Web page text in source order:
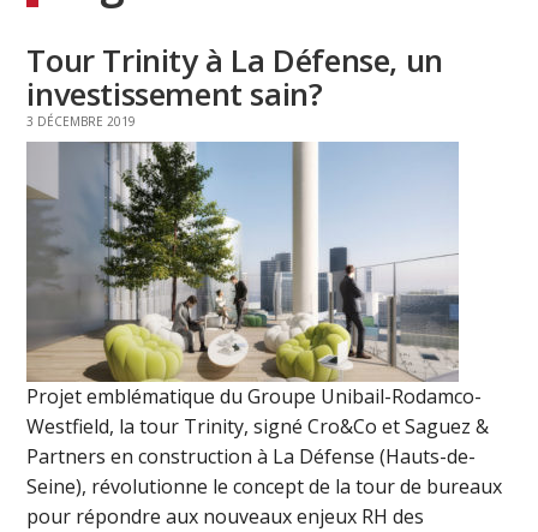
Tour Trinity à La Défense, un
investissement sain?
3 DÉCEMBRE 2019
Projet emblématique du Groupe Unibail-Rodamco-
Westfield, la tour Trinity, signé Cro&Co et Saguez &
Partners en construction à La Défense (Hauts-de-
Seine), révolutionne le concept de la tour de bureaux
pour répondre aux nouveaux enjeux RH des